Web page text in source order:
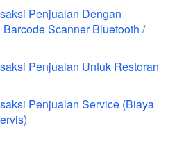
Penjualan Dengan
Scanner Bluetooth /
Penjualan Untuk Restoran
Penjualan Service (Biaya